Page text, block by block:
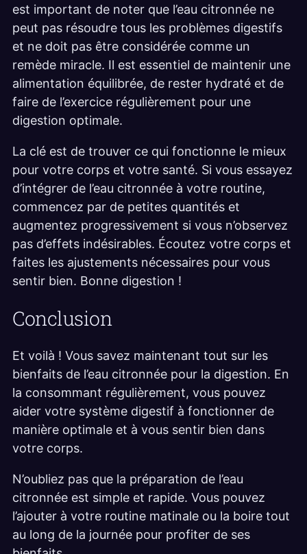
est important de noter que l’eau citronnée ne
peut pas résoudre tous les problèmes digestifs
et ne doit pas être considérée comme un
remède miracle. Il est essentiel de maintenir une
alimentation équilibrée, de rester hydraté et de
faire de l’exercice régulièrement pour une
digestion optimale.
La clé est de trouver ce qui fonctionne le mieux
pour votre corps et votre santé. Si vous essayez
d’intégrer de l’eau citronnée à votre routine,
commencez par de petites quantités et
augmentez progressivement si vous n’observez
pas d’effets indésirables. Écoutez votre corps et
faites les ajustements nécessaires pour vous
sentir bien. Bonne digestion !
Conclusion
Et voilà ! Vous savez maintenant tout sur les
bienfaits de l’eau citronnée pour la digestion. En
la consommant régulièrement, vous pouvez
aider votre système digestif à fonctionner de
manière optimale et à vous sentir bien dans
votre corps.
N’oubliez pas que la préparation de l’eau
citronnée est simple et rapide. Vous pouvez
l’ajouter à votre routine matinale ou la boire tout
au long de la journée pour profiter de ses